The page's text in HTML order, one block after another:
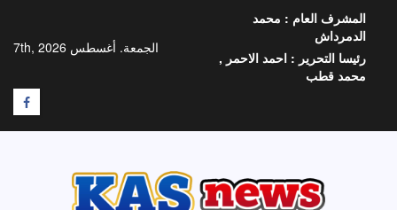
المحتوى
الجمعة. أغسطس 7th, 2026
المشرف العام : محمد
الدمرداش
رئيسا التحرير : احمد الاحمر ,
محمد قطب
F